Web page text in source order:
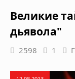
Великие
дьявола"
2598 1